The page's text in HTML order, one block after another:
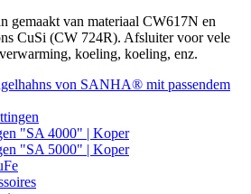
gemaakt van materiaal CW617N en
CuSi (CW 724R). Afsluiter voor vele
koeling, koeling, enz.
"SA 4000" | Koper
"SA 5000" | Koper